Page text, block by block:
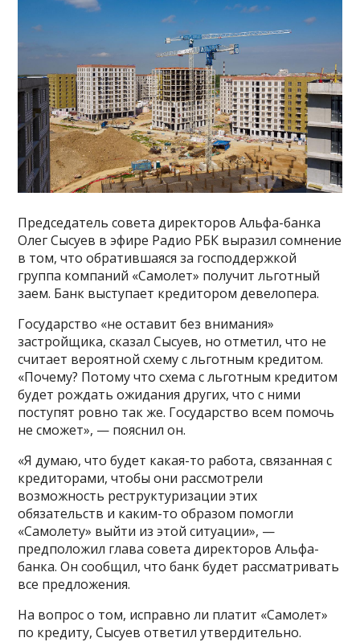
Председатель совета директоров Альфа-банка
Олег Сысуев в эфире Радио РБК выразил сомнение
в том, что обратившаяся за господдержкой
группа компаний «Самолет» получит льготный
заем. Банк выступает кредитором девелопера.
Государство «не оставит без внимания»
застройщика, сказал Сысуев, но отметил, что не
считает вероятной схему с льготным кредитом.
«Почему? Потому что схема с льготным кредитом
будет рождать ожидания других, что с ними
поступят ровно так же. Государство всем помочь
не сможет», — пояснил он.
«Я думаю, что будет какая-то работа, связанная с
кредиторами, чтобы они рассмотрели
возможность реструктуризации этих
обязательств и каким-то образом помогли
«Самолету» выйти из этой ситуации», —
предположил глава совета директоров Альфа-
банка. Он сообщил, что банк будет рассматривать
все предложения.
На вопрос о том, исправно ли платит «Самолет»
по кредиту, Сысуев ответил утвердительно.